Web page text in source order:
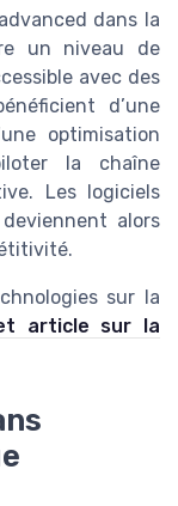
dans la
un niveau de
avec des
d’une
optimisation
la chaîne
Les logiciels
alors
sur la
article sur la